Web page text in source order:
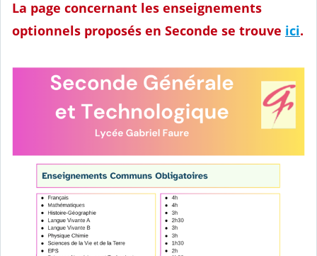
La page concernant les enseignements
optionnels proposés en Seconde se trouve ici.